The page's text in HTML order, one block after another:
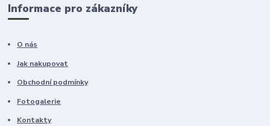
Informace pro zákazníky
O nás
Jak nakupovat
Obchodní podmínky
Fotogalerie
Kontakty